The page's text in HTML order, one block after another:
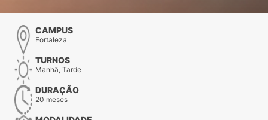
CAMPUS
Fortaleza
TURNOS
Manhã, Tarde
DURAÇÃO
20 meses